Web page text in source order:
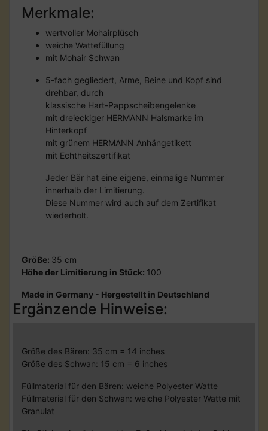
Merkmale:
wertvoller Mohairplüsch
weiche Wattefüllung
mit Mohair Schwan
5-fach gegliedert, Arme, Beine und Kopf sind
drehbar, durch
klassische Hart-Pappscheibengelenke
mit dreieckiger HERMANN Halsmarke im
Hinterkopf
mit grünem HERMANN Anhängetikett
mit Echtheitszertifikat
Jeder Bär hat eine eigene, einmalige Nummer
innerhalb der Limitierung.
Diese Nummer wird auch auf dem Zertifikat
wiederholt.
Größe: 35 cm
Höhe der Limitierung in Stück: 100
Made in Germany - Hergestellt in Deutschland
Ergänzende Hinweise:
Größe des Bären: 35 cm = 14 inches
Größe des Schwan: 15 cm = 6 inches
Füllmaterial für den Bären: weiche Polyester Watte
Füllmaterial für den Schwan: weiche Polyester Watte mit
Granulat